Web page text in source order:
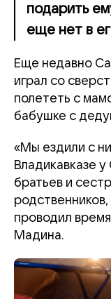
подарить
еще нет в
Еще недавно
играл со
полететь с
бабушке с
«Мы ездили с
Владикавказе
братьев и
проводил
Мадина.